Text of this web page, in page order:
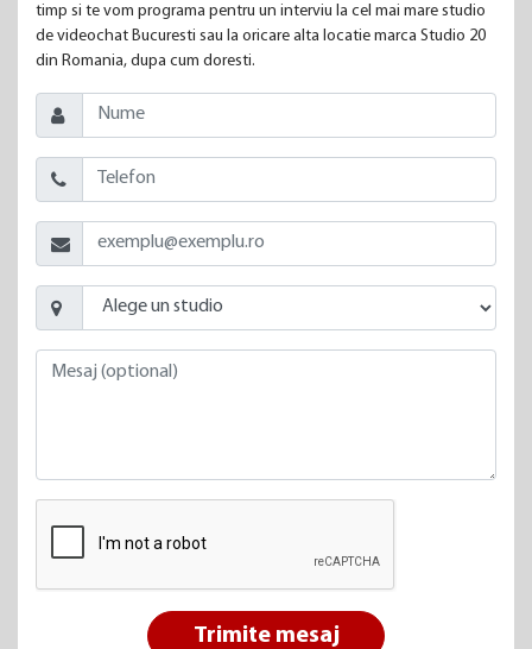
timp si te vom programa pentru un interviu la cel mai mare studio
de videochat Bucuresti sau la oricare alta locatie marca Studio 20
din Romania, dupa cum doresti.
Trimite mesaj